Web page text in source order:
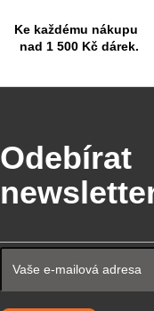
Ke každému nákupu
nad 1 500 Kč dárek.
Odebírat